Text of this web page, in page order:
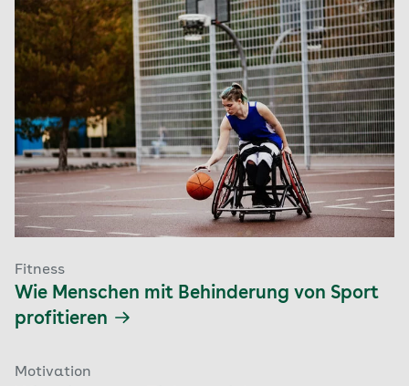
Fitness
Wie Menschen mit Behinderung von Sport
profitieren
Motivation